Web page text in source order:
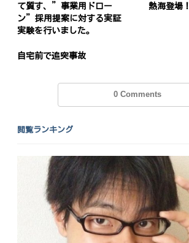
て質す、”事業用ドロー
ン”採用提案に対する実証
実験を行いました。
熱海登場！
自宅前で追突事故
0 Comments
閲覧ランキング